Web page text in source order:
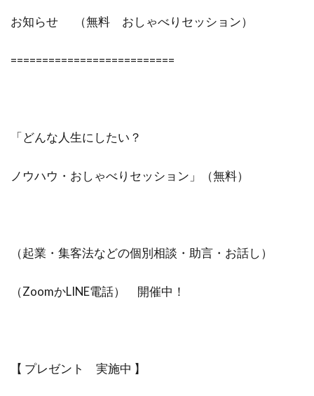
お知らせ （無料 おしゃべりセッション）
==========================
「どんな人生にしたい？
ノウハウ・おしゃべりセッション」（無料）
（起業・集客法などの個別相談・助言・お話し）
（ZoomかLINE電話） 開催中！
【 プレゼント 実施中 】